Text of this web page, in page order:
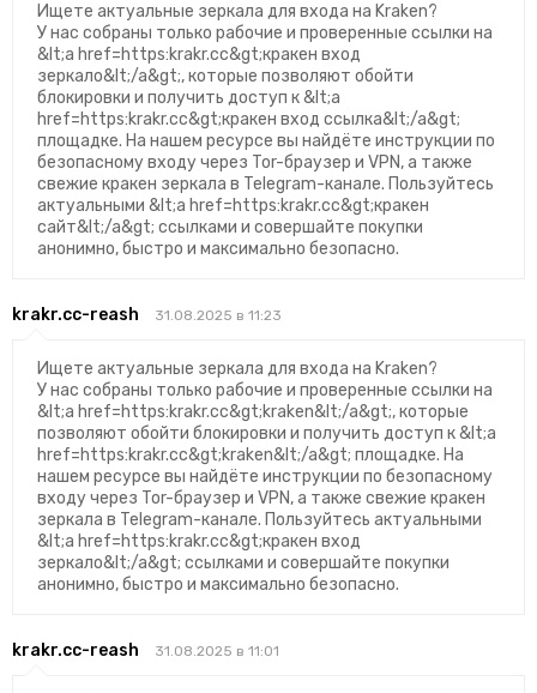
Ищете актуальные зеркала для входа на Kraken?
У нас собраны только рабочие и проверенные ссылки на
&lt;a href=https:krakr.cc&gt;кракен вход
зеркало&lt;/a&gt;, которые позволяют обойти
блокировки и получить доступ к &lt;a
href=https:krakr.cc&gt;кракен вход ссылка&lt;/a&gt;
площадке. На нашем ресурсе вы найдёте инструкции по
безопасному входу через Tor-браузер и VPN, а также
свежие кракен зеркала в Telegram-канале. Пользуйтесь
актуальными &lt;a href=https:krakr.cc&gt;кракен
сайт&lt;/a&gt; ссылками и совершайте покупки
анонимно, быстро и максимально безопасно.
krakr.cc-reash 31.08.2025 в 11:23
Ищете актуальные зеркала для входа на Kraken?
У нас собраны только рабочие и проверенные ссылки на
&lt;a href=https:krakr.cc&gt;kraken&lt;/a&gt;, которые
позволяют обойти блокировки и получить доступ к &lt;a
href=https:krakr.cc&gt;kraken&lt;/a&gt; площадке. На
нашем ресурсе вы найдёте инструкции по безопасному
входу через Tor-браузер и VPN, а также свежие кракен
зеркала в Telegram-канале. Пользуйтесь актуальными
&lt;a href=https:krakr.cc&gt;кракен вход
зеркало&lt;/a&gt; ссылками и совершайте покупки
анонимно, быстро и максимально безопасно.
krakr.cc-reash 31.08.2025 в 11:01